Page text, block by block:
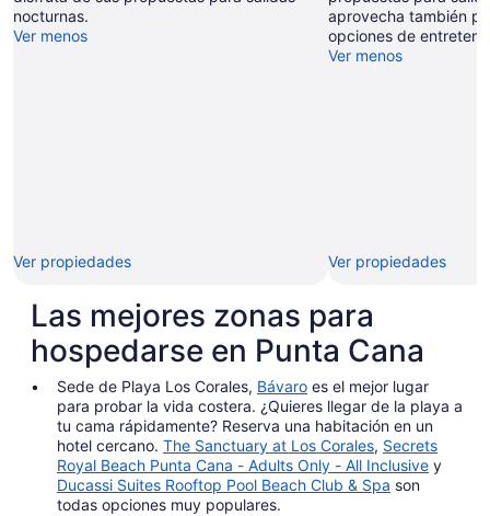
nocturnas.
Ver menos
Ver propiedades
aprovecha también
opciones de
Ver menos
Ver propiedades
Las mejores zonas para
hospedarse en Punta Cana
Sede de Playa Los Corales, Bávaro es el mejor lugar
para probar la vida costera. ¿Quieres llegar de la playa a
tu cama rápidamente? Reserva una habitación en un
hotel cercano. The Sanctuary at Los Corales, Secrets
Royal Beach Punta Cana - Adults Only - All Inclusive y
Ducassi Suites Rooftop Pool Beach Club & Spa son
todas opciones muy populares.